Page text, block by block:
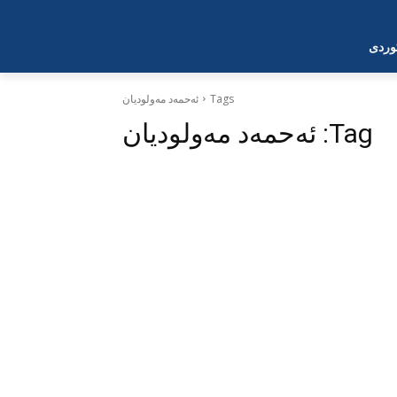
Tags ئەحمەد مەولودیان
Tag: ئەحمەد مەولودیان